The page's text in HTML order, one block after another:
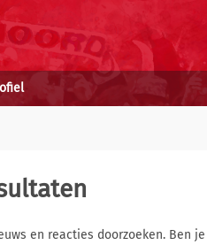
en reacties doorzoeken. Ben